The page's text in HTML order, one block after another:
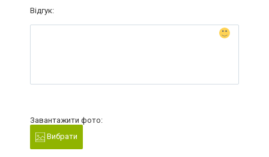
Відгук:
Завантажити фото:
Вибрати